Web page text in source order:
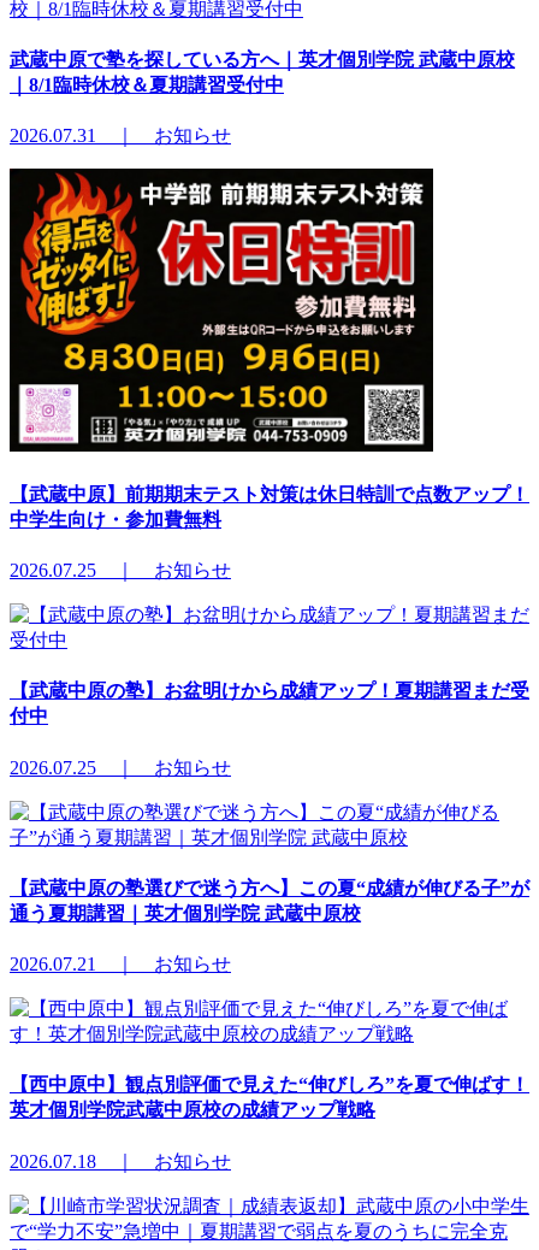
武蔵中原で塾を探している方へ｜英才個別学院 武蔵中原校
｜8/1臨時休校＆夏期講習受付中
2026.07.31 ｜ お知らせ
【武蔵中原】前期期末テスト対策は休日特訓で点数アップ！
中学生向け・参加費無料
2026.07.25 ｜ お知らせ
【武蔵中原の塾】お盆明けから成績アップ！夏期講習まだ受
付中
2026.07.25 ｜ お知らせ
【武蔵中原の塾選びで迷う方へ】この夏“成績が伸びる子”が
通う夏期講習｜英才個別学院 武蔵中原校
2026.07.21 ｜ お知らせ
【西中原中】観点別評価で見えた“伸びしろ”を夏で伸ばす！
英才個別学院武蔵中原校の成績アップ戦略
2026.07.18 ｜ お知らせ